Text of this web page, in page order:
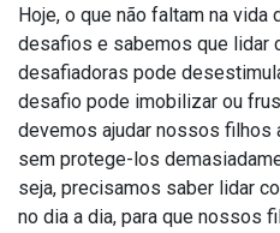
Hoje, o que não faltam na
desafios e sabemos que lidar
desafiadoras pode
desafio pode imobilizar ou
devemos ajudar nossos filhos
sem protege-los
seja, precisamos saber lidar
no dia a dia, para que nossos